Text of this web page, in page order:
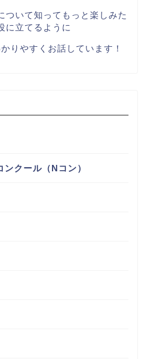
ついて知ってもっと楽しみた
に立てるように
りやすくお話しています！
クール（Nコン）